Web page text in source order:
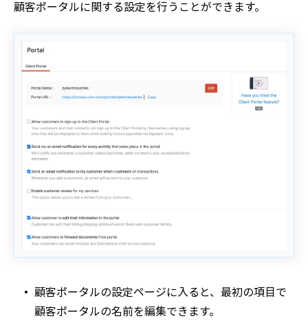
顧客ポータルに関する設定を行うことができます。
顧客ポータルの設定ページに入ると、最初の項目で
顧客ポータルの名前を編集できます。